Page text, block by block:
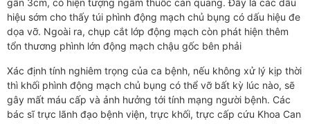
gần 3cm, có hiện tượng ngấm thuốc cản quang. Đây là các dấu
hiệu sớm cho thấy túi phình động mạch chủ bụng có dấu hiệu đe
dọa vỡ. Ngoài ra, chụp cắt lớp động mạch còn phát hiện thêm
tổn thương phình lớn động mạch chậu gốc bên phải
Xác định tính nghiêm trọng của ca bệnh, nếu không xử lý kịp thời
thì khối phình động mạch chủ bụng có thể vỡ bất kỳ lúc nào, sẽ
gây mất máu cấp và ảnh hưởng tới tính mạng người bệnh. Các
bác sĩ trực lãnh đạo bệnh viện, trực khối, trực cấp cứu Khoa Can